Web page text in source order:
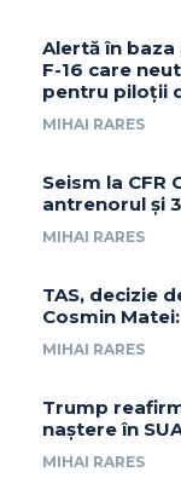
Alertă în baza
F-16 care
pentru piloții
MIHAI RARES
Seism la CFR
antrenorul și
MIHAI RARES
TAS, decizie
Cosmin
MIHAI RARES
Trump
naștere în
MIHAI RARES